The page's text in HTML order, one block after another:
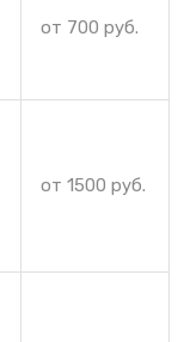
от 700 руб.
от 1500 руб.